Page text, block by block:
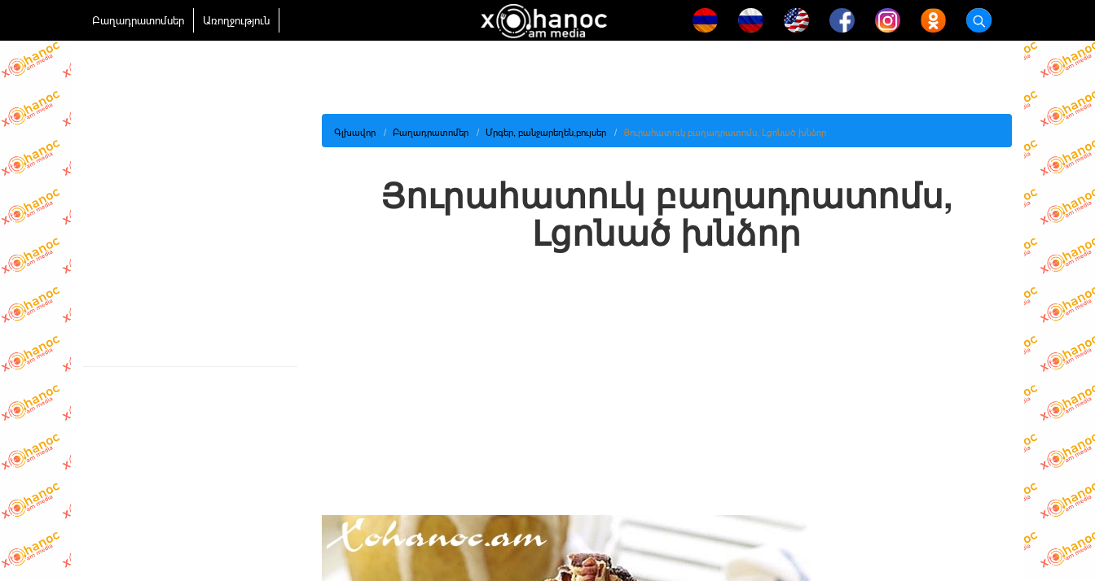
Բաղադրատոմսեր Առողջություն
Գլխավոր Բաղադրատոմեր Մրգեր, բանջարեղեն,բույսեր Յուրահատուկ բաղադրատոմս, Լցոնած խնձոր
Յուրահատուկ բաղադրատոմս,
Լցոնած խնձոր